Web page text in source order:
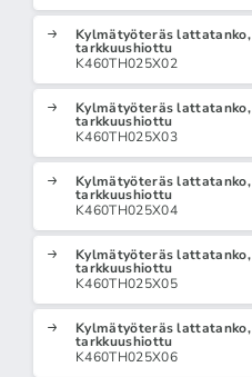
Kylmätyöteräs lattatanko,
tarkkuushiottu
K460TH025X02
Kylmätyöteräs lattatanko,
tarkkuushiottu
K460TH025X03
Kylmätyöteräs lattatanko,
tarkkuushiottu
K460TH025X04
Kylmätyöteräs lattatanko,
tarkkuushiottu
K460TH025X05
Kylmätyöteräs lattatanko,
tarkkuushiottu
K460TH025X06